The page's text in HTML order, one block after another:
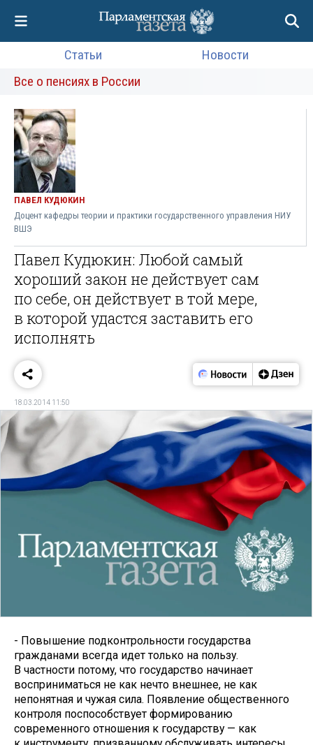
Статьи
Новости
Все о пенсиях в России
ПАВЕЛ КУДЮКИН
Доцент кафедры теории и практики государственного управления НИУ
ВШЭ
Павел Кудюкин: Любой самый
хороший закон не действует сам
по себе, он действует в той мере,
в которой удастся заставить его
исполнять
18.03.2014 11:50
- Повышение подконтрольности государства
гражданами всегда идет только на пользу.
В частности потому, что государство начинает
восприниматься не как нечто внешнее, не как
непонятная и чужая сила. Появление общественного
контроля поспособствует формированию
современного отношения к государству — как